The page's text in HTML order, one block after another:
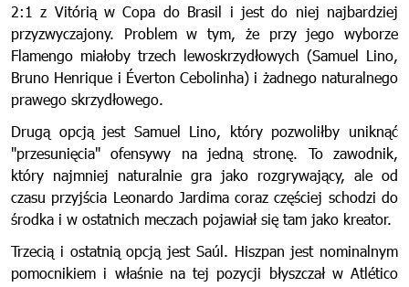
2:1 z Vitórią w Copa do Brasil i jest do niej najbardziej
przyzwyczajony. Problem w tym, że przy jego wyborze
Flamengo miałoby trzech lewoskrzydłowych (Samuel Lino,
Bruno Henrique i Éverton Cebolinha) i żadnego naturalnego
prawego skrzydłowego.
Drugą opcją jest Samuel Lino, który pozwoliłby uniknąć
"przesunięcia" ofensywy na jedną stronę. To zawodnik,
który najmniej naturalnie gra jako rozgrywający, ale od
czasu przyjścia Leonardo Jardima coraz częściej schodzi do
środka i w ostatnich meczach pojawiał się tam jako kreator.
Trzecią i ostatnią opcją jest Saúl. Hiszpan jest nominalnym
pomocnikiem i właśnie na tej pozycji błyszczał w Atlético